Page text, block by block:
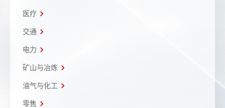
医疗
交通
电力
矿山与冶炼
油气与化工
零售